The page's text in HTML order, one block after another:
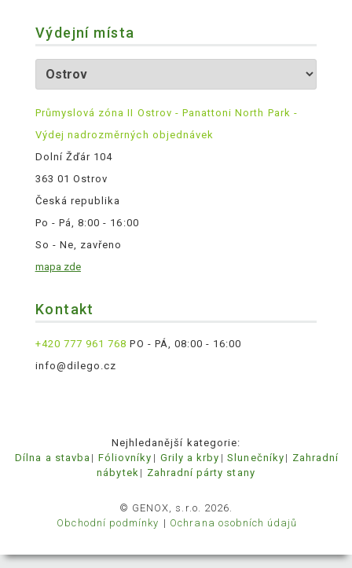
Výdejní místa
Průmyslová zóna II Ostrov - Panattoni North Park -
Výdej nadrozměrných objednávek
Dolní Žďár 104
363 01 Ostrov
Česká republika
Po - Pá, 8:00 - 16:00
So - Ne, zavřeno
mapa zde
Kontakt
+420 777 961 768 PO - PÁ, 08:00 - 16:00
info@dilego.cz
Nejhledanější kategorie:
Dílna a stavba
Fóliovníky Grily a krby Slunečníky
Zahradní
nábytek
Zahradní párty stany
© GENOX, s.r.o. 2026.
Obchodní podmínky
Ochrana osobních údajů